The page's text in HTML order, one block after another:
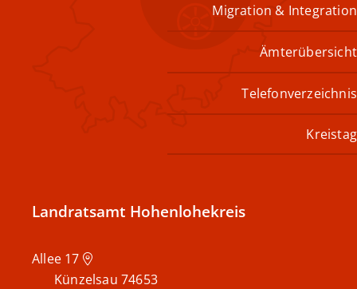
Migration & Integration
Ämterübersicht
Telefonverzeichnis
Kreistag
Landratsamt Hohenlohekreis
74653
Künzelsau